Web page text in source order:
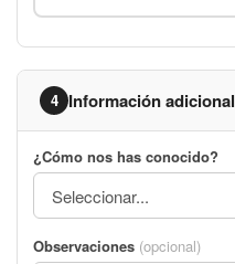
4 Información adicional
¿Cómo nos has conocido?
Observaciones (opcional)